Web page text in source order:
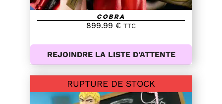
Cobra
899.99 € TTC
REJOINDRE LA LISTE D'ATTENTE
RUPTURE DE STOCK